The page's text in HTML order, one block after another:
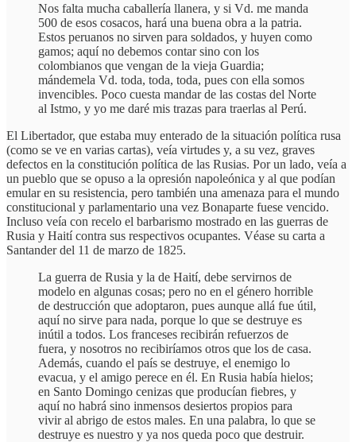
Nos falta mucha caballería llanera, y si Vd. me manda
500 de esos cosacos, hará una buena obra a la patria.
Estos peruanos no sirven para soldados, y huyen como
gamos; aquí no debemos contar sino con los
colombianos que vengan de la vieja Guardia;
mándemela Vd. toda, toda, toda, pues con ella somos
invencibles. Poco cuesta mandar de las costas del Norte
al Istmo, y yo me daré mis trazas para traerlas al Perú.
El Libertador, que estaba muy enterado de la situación política rusa
(como se ve en varias cartas), veía virtudes y, a su vez, graves
defectos en la constitución política de las Rusias. Por un lado, veía a
un pueblo que se opuso a la opresión napoleónica y al que podían
emular en su resistencia, pero también una amenaza para el mundo
constitucional y parlamentario una vez Bonaparte fuese vencido.
Incluso veía con recelo el barbarismo mostrado en las guerras de
Rusia y Haití contra sus respectivos ocupantes. Véase su carta a
Santander del 11 de marzo de 1825.
La guerra de Rusia y la de Haití, debe servirnos de
modelo en algunas cosas; pero no en el género horrible
de destrucción que adoptaron, pues aunque allá fue útil,
aquí no sirve para nada, porque lo que se destruye es
inútil a todos. Los franceses recibirán refuerzos de
fuera, y nosotros no recibiríamos otros que los de casa.
Además, cuando el país se destruye, el enemigo lo
evacua, y el amigo perece en él. En Rusia había hielos;
en Santo Domingo cenizas que producían fiebres, y
aquí no habrá sino inmensos desiertos propios para
vivir al abrigo de estos males. En una palabra, lo que se
destruye es nuestro y ya nos queda poco que destruir.